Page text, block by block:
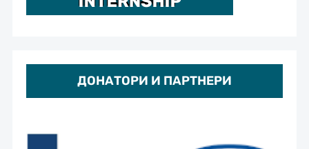
ДОНАТОРИ И ПАРТНЕРИ